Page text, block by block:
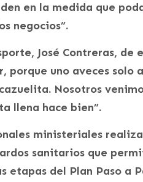
en la medida que
negocios”.
José Contreras, de
porque uno aveces solo
Nosotros
llena hace bien”.
ministeriales
sanitarios que
etapas del Plan Paso a